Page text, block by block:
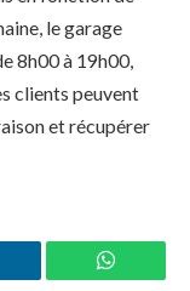
le garage
8h00 à 19h00,
clients peuvent
et récupérer